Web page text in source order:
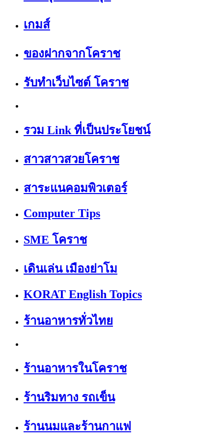
เกมส์
ของฝากจากโคราช
รับทำเว็บไซต์ โคราช
รวม Link ที่เป็นประโยชน์
สาวสาวสวยโคราช
สาระแนคอมพิวเตอร์
Computer Tips
SME โคราช
เดินเล่น เมืองย่าโม
KORAT English Topics
ร้านอาหารทั่วไทย
ร้านอาหารในโคราช
ร้านริมทาง รถเข็น
ร้านนมและร้านกาแฟ